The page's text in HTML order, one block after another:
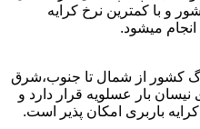
و با کمترین نرخ کرایه
انجام میشود.
کشور از شمال تا جنوب،شرق
بار عسلویه قرار دارد و
کرایه باربری امکان پذیر است.